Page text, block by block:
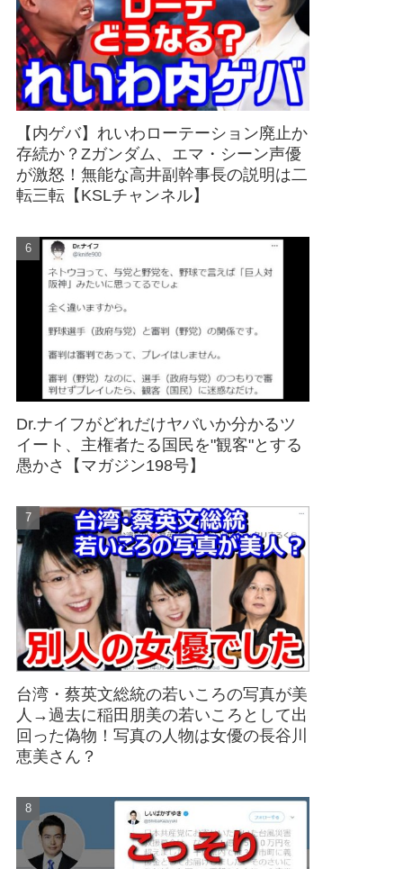
【内ゲバ】れいわローテーション廃止か
存続か？Zガンダム、エマ・シーン声優
が激怒！無能な高井副幹事長の説明は二
転三転【KSLチャンネル】
Dr.ナイフがどれだけヤバいか分かるツ
イート、主権者たる国民を"観客"とする
愚かさ【マガジン198号】
台湾・蔡英文総統の若いころの写真が美
人→過去に稲田朋美の若いころとして出
回った偽物！写真の人物は女優の長谷川
恵美さん？